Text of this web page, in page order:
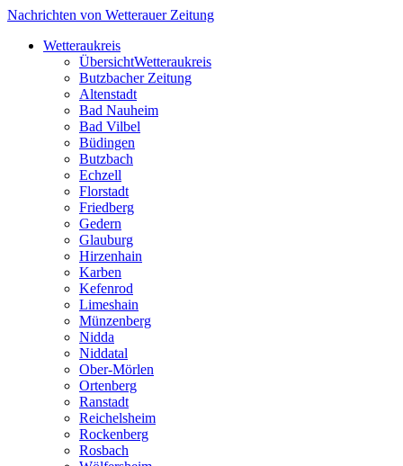
Nachrichten von Wetterauer Zeitung
Wetteraukreis
ÜbersichtWetteraukreis
Butzbacher Zeitung
Altenstadt
Bad Nauheim
Bad Vilbel
Büdingen
Butzbach
Echzell
Florstadt
Friedberg
Gedern
Glauburg
Hirzenhain
Karben
Kefenrod
Limeshain
Münzenberg
Nidda
Niddatal
Ober-Mörlen
Ortenberg
Ranstadt
Reichelsheim
Rockenberg
Rosbach